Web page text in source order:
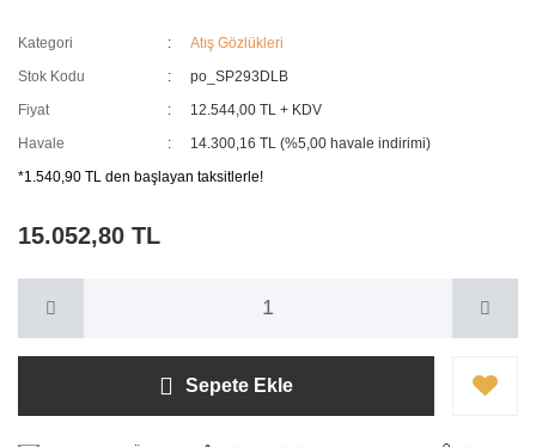
Kategori
Atış Gözlükleri
Stok Kodu
po_SP293DLB
Fiyat
12.544,00 TL + KDV
Havale
14.300,16 TL (%5,00 havale indirimi)
*1.540,90 TL den başlayan taksitlerle!
15.052,80 TL
Sepete Ekle